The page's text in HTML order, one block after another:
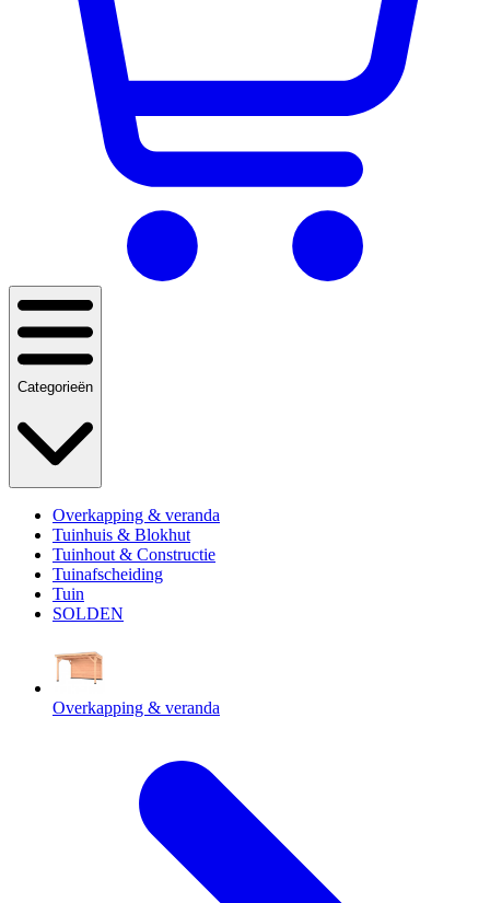
Categorieën
Overkapping & veranda
Tuinhuis & Blokhut
Tuinhout & Constructie
Tuinafscheiding
Tuin
SOLDEN
Overkapping & veranda